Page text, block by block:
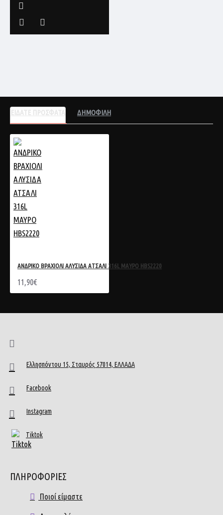
ΕΙΔΑΤΕ ΠΡΟΣΦΑΤΑ ΔΗΜΟΦΙΛΗ
ΑΝΔΡΙΚΟ ΒΡΑΧΙΟΛΙ ΑΛΥΣΙΔΑ ΑΤΣΑΛΙ 316L ΜΑΥΡΟ HBS2220
11,90€
Ελλησπόντου 15, Σταυρός 57014, ΕΛΛΑΔΑ
Facebook
Instagram
Tiktok
ΠΛΗΡΟΦΟΡΙΕΣ
Ποιοί είμαστε